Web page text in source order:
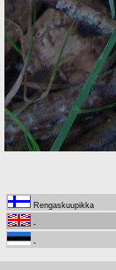
Rengaskuupikka
-
-